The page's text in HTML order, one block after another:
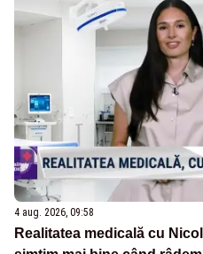
4 aug. 2026, 09:58
Realitatea medicală cu